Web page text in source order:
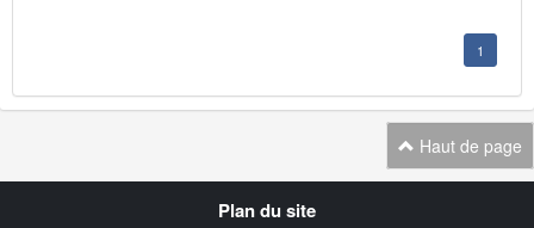
1
Haut de page
Plan du site